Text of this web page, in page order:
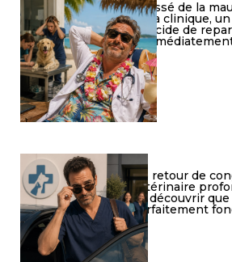
Lassé de la
à la clinique,
décide de
De retour de
vétérinaire
de découvrir
parfaitement